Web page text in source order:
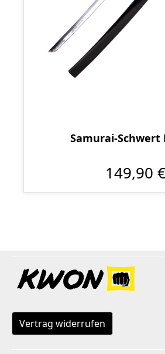
Samurai-Schwert
149,90
Vertrag widerrufen